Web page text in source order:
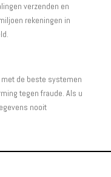
verzenden en
rekeningen in
de beste systemen
tegen fraude. Als u
nooit